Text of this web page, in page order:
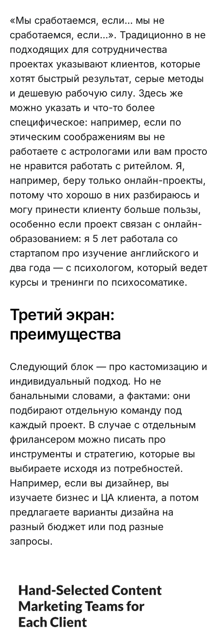
«Мы сработаемся, если… мы не
сработаемся, если…». Традиционно в не
подходящих для сотрудничества
проектах указывают клиентов, которые
хотят быстрый результат, серые методы
и дешевую рабочую силу. Здесь же
можно указать и что-то более
специфическое: например, если по
этическим соображениям вы не
работаете с астрологами или вам просто
не нравится работать с ритейлом. Я,
например, беру только онлайн-проекты,
потому что хорошо в них разбираюсь и
могу принести клиенту больше пользы,
особенно если проект связан с онлайн-
образованием: я 5 лет работала со
стартапом про изучение английского и
два года — с психологом, который ведет
курсы и тренинги по психосоматике.
Третий экран:
преимущества
Следующий блок — про кастомизацию и
индивидуальный подход. Но не
банальными словами, а фактами: они
подбирают отдельную команду под
каждый проект. В случае с отдельным
фрилансером можно писать про
инструменты и стратегию, которые вы
выбираете исходя из потребностей.
Например, если вы дизайнер, вы
изучаете бизнес и ЦА клиента, а потом
предлагаете варианты дизайна на
разный бюджет или под разные
запросы.